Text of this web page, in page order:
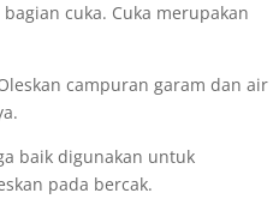
cuka. Cuka merupakan
campuran garam dan air
baik digunakan untuk
pada bercak.